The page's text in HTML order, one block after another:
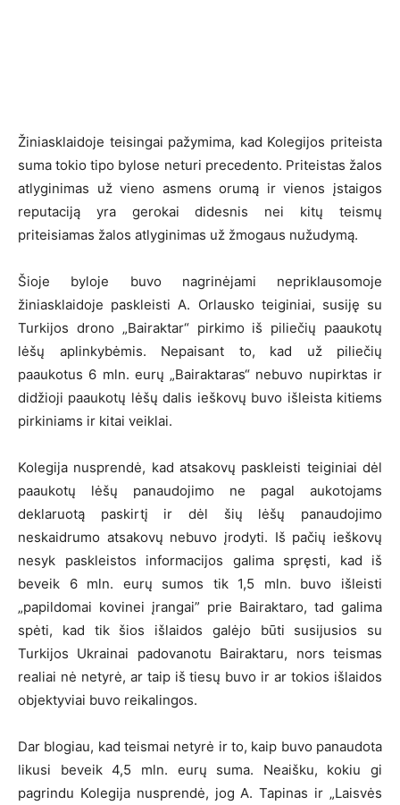
Žiniasklaidoje teisingai pažymima, kad Kolegijos priteista
suma tokio tipo bylose neturi precedento. Priteistas žalos
atlyginimas už vieno asmens orumą ir vienos įstaigos
reputaciją yra gerokai didesnis nei kitų teismų
priteisiamas žalos atlyginimas už žmogaus nužudymą.
Šioje byloje buvo nagrinėjami nepriklausomoje
žiniasklaidoje paskleisti A. Orlausko teiginiai, susiję su
Turkijos drono „Bairaktar“ pirkimo iš piliečių paaukotų
lėšų aplinkybėmis. Nepaisant to, kad už piliečių
paaukotus 6 mln. eurų „Bairaktaras“ nebuvo nupirktas ir
didžioji paaukotų lėšų dalis ieškovų buvo išleista kitiems
pirkiniams ir kitai veiklai.
Kolegija nusprendė, kad atsakovų paskleisti teiginiai dėl
paaukotų lėšų panaudojimo ne pagal aukotojams
deklaruotą paskirtį ir dėl šių lėšų panaudojimo
neskaidrumo atsakovų nebuvo įrodyti. Iš pačių ieškovų
nesyk paskleistos informacijos galima spręsti, kad iš
beveik 6 mln. eurų sumos tik 1,5 mln. buvo išleisti
„papildomai kovinei įrangai” prie Bairaktaro, tad galima
spėti, kad tik šios išlaidos galėjo būti susijusios su
Turkijos Ukrainai padovanotu Bairaktaru, nors teismas
realiai nė netyrė, ar taip iš tiesų buvo ir ar tokios išlaidos
objektyviai buvo reikalingos.
Dar blogiau, kad teismai netyrė ir to, kaip buvo panaudota
likusi beveik 4,5 mln. eurų suma. Neaišku, kokiu gi
pagrindu Kolegija nusprendė, jog A. Tapinas ir „Laisvės